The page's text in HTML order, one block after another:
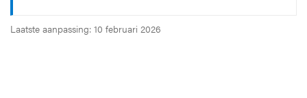
Laatste aanpassing: 10 februari 2026